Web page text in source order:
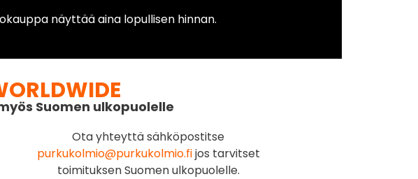
näyttää aina lopullisen hinnan.
Suomen ulkopuolelle
Ota yhteyttä sähköpostitse
purkukolmio@purkukolmio.fijos tarvitset
toimituksen Suomen ulkopuolelle.